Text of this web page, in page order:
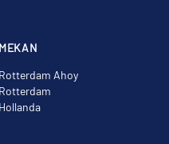
MEKAN
Rotterdam Ahoy
Rotterdam
Hollanda